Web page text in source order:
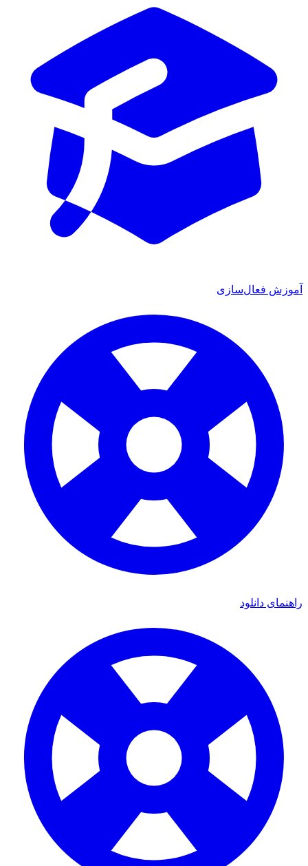
آموزش فعال‌سازی
راهنمای دانلود